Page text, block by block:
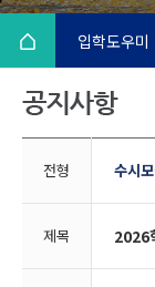
입학도우미
전형 수시
제목 2026